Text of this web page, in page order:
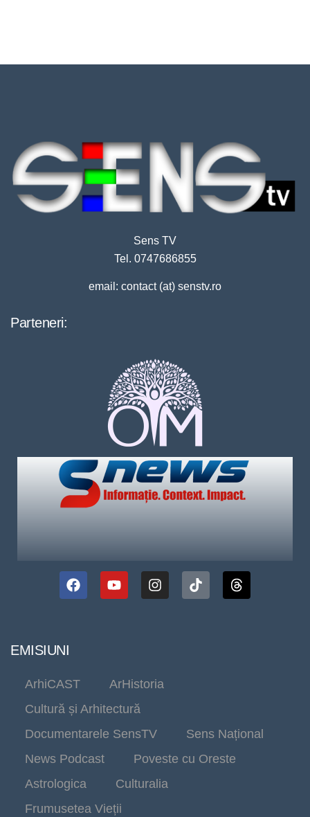
Sens TV
Tel. 0747686855
email: contact (at) senstv.ro
Parteneri:
EMISIUNI
ArhiCAST
ArHistoria
Cultură și Arhitectură
Documentarele SensTV
Sens Național
News Podcast
Poveste cu Oreste
Astrologica
Culturalia
Frumusetea Vieții